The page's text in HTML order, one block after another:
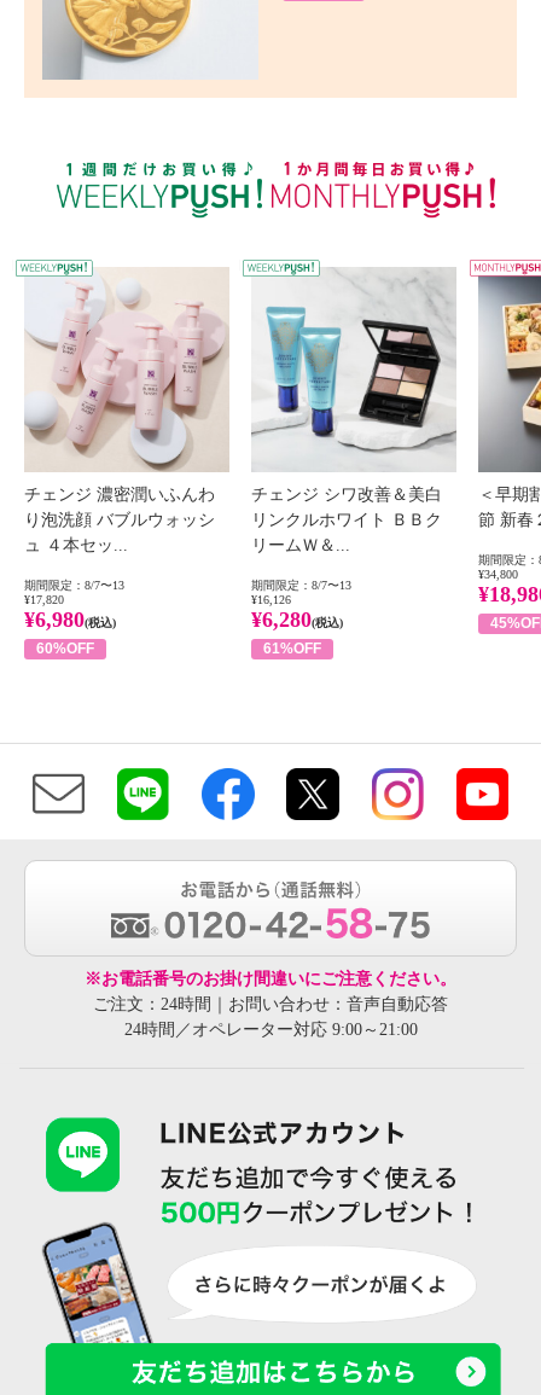
WEEKLY PUSH
チェンジ 濃密潤いふんわ
り泡洗顔 バブルウォッシ
ュ ４本セッ...
期間限定：8/7〜13
¥17,820
¥6,980(税込)
60%OFF
チェンジ シワ改善＆美白
リンクルホワイト ＢＢク
リームＷ＆...
期間限定：8/7〜13
¥16,126
¥6,280(税込)
61%OFF
＜早期
節 新春
期間限定：
¥34,800
※お電話番号のお掛け間違いにご注意ください。
ご注文：24時間｜お問い合わせ：音声自動応答
24時間／オペレーター対応 9:00～21:00